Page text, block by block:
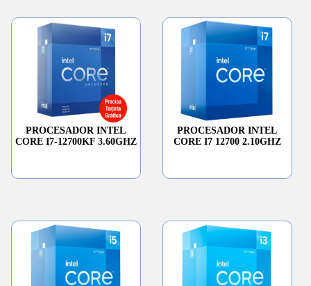
PROCESADOR INTEL
CORE I7-12700KF 3.60GHZ
PROCESADOR INTEL
CORE I7 12700 2.10GHZ